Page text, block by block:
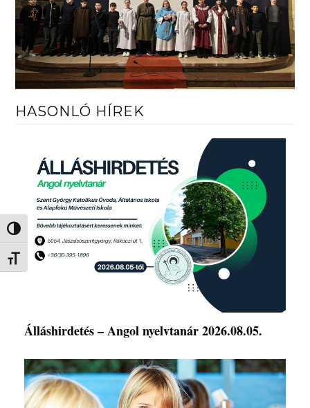
Nagy kontraszt váltása
Betűméret váltása
HASONLÓ HÍREK
Álláshirdetés – Angol nyelvtanár 2026.08.05.